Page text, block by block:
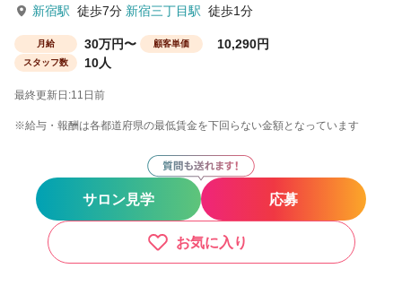
新宿駅 徒歩7分 新宿三丁目駅 徒歩1分
月給 30万円〜 顧客単価 10,290円
スタッフ数 10人
最終更新日:11日前
※給与・報酬は各都道府県の最低賃金を下回らない金額となっています
サロン見学 応募
お気に入り